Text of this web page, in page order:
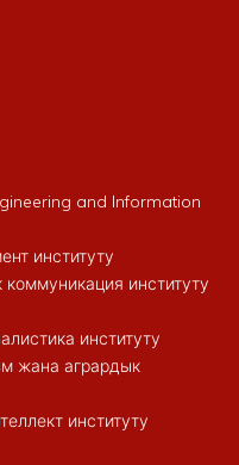
and Information
институту
институту
институту
жана агрардык
институту